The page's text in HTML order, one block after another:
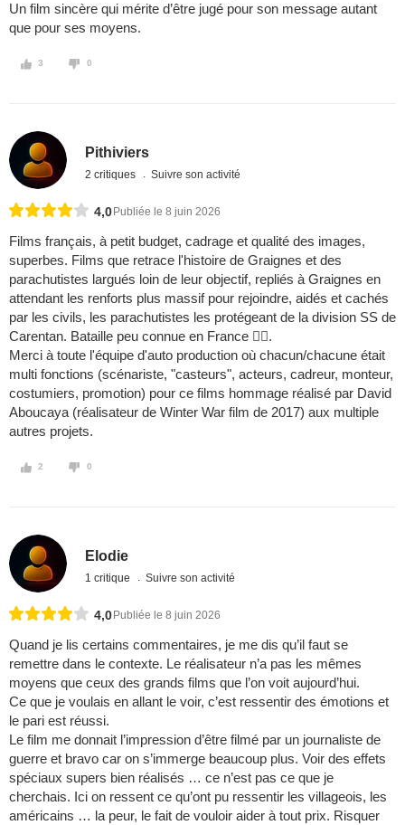
Un film sincère qui mérite d’être jugé pour son message autant
que pour ses moyens.
3 0
Pithiviers
2 critiques Suivre son activité
4,0 Publiée le 8 juin 2026
Films français, à petit budget, cadrage et qualité des images,
superbes. Films que retrace l'histoire de Graignes et des
parachutistes largués loin de leur objectif, repliés à Graignes en
attendant les renforts plus massif pour rejoindre, aidés et cachés
par les civils, les parachutistes les protégeant de la division SS de
Carentan. Bataille peu connue en France .
Merci à toute l'équipe d'auto production où chacun/chacune était
multi fonctions (scénariste, "casteurs", acteurs, cadreur, monteur,
costumiers, promotion) pour ce films hommage réalisé par David
Aboucaya (réalisateur de Winter War film de 2017) aux multiple
autres projets.
2 0
Elodie
1 critique Suivre son activité
4,0 Publiée le 8 juin 2026
Quand je lis certains commentaires, je me dis qu’il faut se
remettre dans le contexte. Le réalisateur n’a pas les mêmes
moyens que ceux des grands films que l’on voit aujourd’hui.
Ce que je voulais en allant le voir, c’est ressentir des émotions et
le pari est réussi.
Le film me donnait l’impression d’être filmé par un journaliste de
guerre et bravo car on s’immerge beaucoup plus. Voir des effets
spéciaux supers bien réalisés … ce n’est pas ce que je
cherchais. Ici on ressent ce qu’ont pu ressentir les villageois, les
américains … la peur, le fait de vouloir aider à tout prix. Risquer